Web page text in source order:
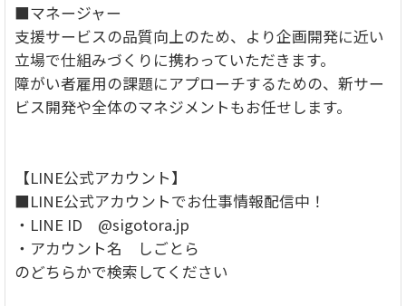
■マネージャー
支援サービスの品質向上のため、より企画開発に近い
立場で仕組みづくりに携わっていただきます。
障がい者雇用の課題にアプローチするための、新サー
ビス開発や全体のマネジメントもお任せします。
【LINE公式アカウント】
■LINE公式アカウントでお仕事情報配信中！
・LINE ID @sigotora.jp
・アカウント名 しごとら
のどちらかで検索してください